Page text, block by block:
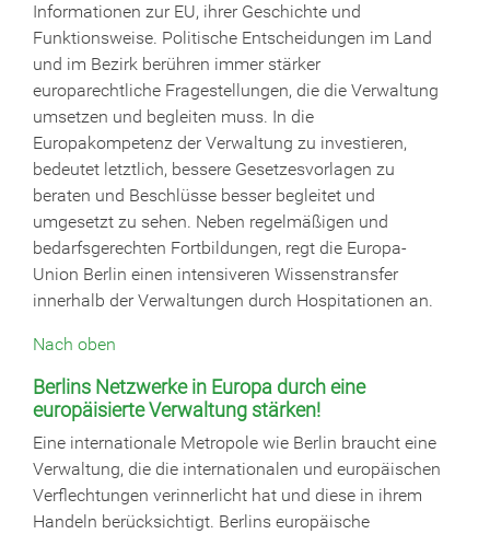
Informationen zur EU, ihrer Geschichte und
Funktionsweise. Politische Entscheidungen im Land
und im Bezirk berühren immer stärker
europarechtliche Fragestellungen, die die Verwaltung
umsetzen und begleiten muss. In die
Europakompetenz der Verwaltung zu investieren,
bedeutet letztlich, bessere Gesetzesvorlagen zu
beraten und Beschlüsse besser begleitet und
umgesetzt zu sehen. Neben regelmäßigen und
bedarfsgerechten Fortbildungen, regt die Europa-
Union Berlin einen intensiveren Wissenstransfer
innerhalb der Verwaltungen durch Hospitationen an.
Nach oben
Berlins Netzwerke in Europa durch eine
europäisierte Verwaltung stärken!
Eine internationale Metropole wie Berlin braucht eine
Verwaltung, die die internationalen und europäischen
Verflechtungen verinnerlicht hat und diese in ihrem
Handeln berücksichtigt. Berlins europäische